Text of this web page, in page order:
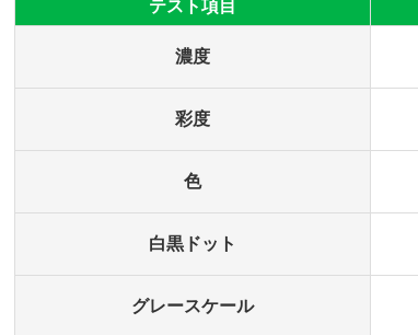
テスト項目
濃度
彩度
色
白黒ドット
グレースケール